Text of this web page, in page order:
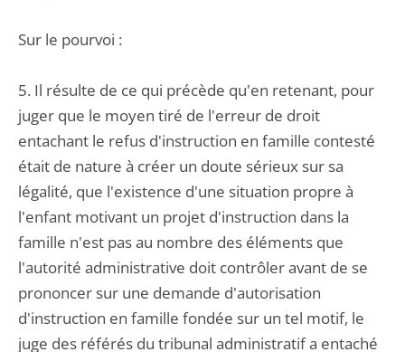
Sur le pourvoi :
5. Il résulte de ce qui précède qu'en retenant, pour
juger que le moyen tiré de l'erreur de droit
entachant le refus d'instruction en famille contesté
était de nature à créer un doute sérieux sur sa
légalité, que l'existence d'une situation propre à
l'enfant motivant un projet d'instruction dans la
famille n'est pas au nombre des éléments que
l'autorité administrative doit contrôler avant de se
prononcer sur une demande d'autorisation
d'instruction en famille fondée sur un tel motif, le
juge des référés du tribunal administratif a entaché